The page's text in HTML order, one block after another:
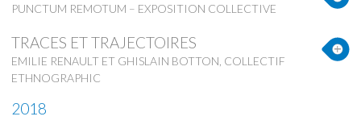
PUNCTUM REMOTUM – EXPOSITION COLLECTIVE
TRACES ET TRAJECTOIRES
EMILIE RENAULT ET GHISLAIN BOTTON, COLLECTIF
ETHNOGRAPHIC
2018